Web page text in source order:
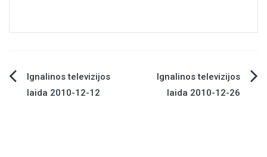
Navigacija
Ignalinos televizijos
laida 2010-12-12
Ignalinos televizijos
laida 2010-12-26